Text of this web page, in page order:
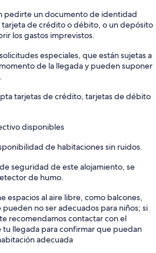
pedirte un documento de identidad
tarjeta de crédito o débito, o un depósito
los gastos imprevistos.
especiales, que están sujetas a
de la llegada y pueden suponer
tarjetas de crédito, tarjetas de débito
disponibles
de habitaciones sin ruidos.
seguridad de este alojamiento, se
de humo.
espacios al aire libre, como balcones,
pueden no ser adecuados para niños; si
recomendamos contactar con el
tu llegada para confirmar que puedan
adecuada